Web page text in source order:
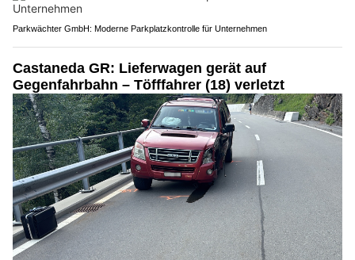
Parkwächter GmbH: Moderne Parkplatzkontrolle für Unternehmen
Castaneda GR: Lieferwagen gerät auf
Gegenfahrbahn – Töfffahrer (18) verletzt